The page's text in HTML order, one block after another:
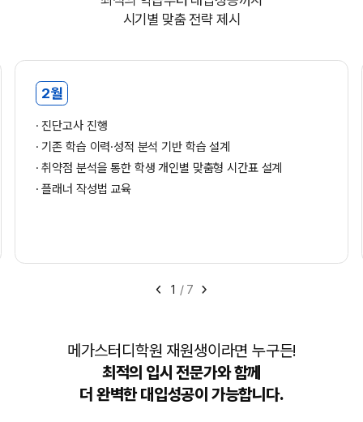
시기별 맞춤 전략 제시
2월
진단고사 진행
기존 학습 이력·성적 분석 기반 학습 설계
취약점 분석을 통한 학생 개인별 맞춤형 시간표 설계
플래너 작성법 교육
1 / 7
메가스터디학원 재원생이라면 누구든!
최적의 입시 전문가와 함께
더 완벽한 대입성공이 가능합니다.